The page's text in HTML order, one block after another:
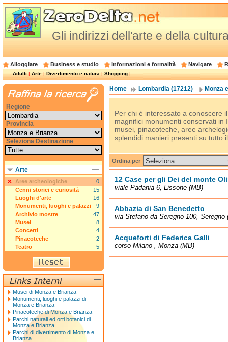
Gli indirizzi dell'arte e della
Alloggiare Business e studio Informazioni e formalità Navigare
Adulti|Arte|Divertimento e natura|Shopping|
Home Lombardia (17212) Monza
Per chi è interessato a conoscere
magnifici monumenti conservati in
musei, pinacoteche, aree
splendidi manieri presenti su tutto
Ordina per
12 Case per gli Dei del monte
viale Padania 6, Lissone (MB)
Abbazia di San Benedetto
via Stefano da Seregno 100, Seregno
Acqueforti di Federica Galli
corso Milano , Monza (MB)
Regione
Provincia
Seleziona Destinazione
Arte
Aree archeologiche
0
Cenni storici e curiosità
15
Luoghi d'arte
16
Monumenti, luoghi e palazzi
9
Archivio mostre
47
Musei
8
Concerti
4
Pinacoteche
2
Teatro
5
Musei di Monza e Brianza
Monumenti, luoghi e palazzi di
Monza e Brianza
Pinacoteche di Monza e Brianza
Parchi naturali ed orti botanici di
Monza e Brianza
Parchi di divertimento di Monza e
Brianza